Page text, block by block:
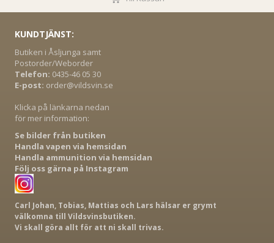
KUNDTJÄNST:
Butiken i Åsljunga samt
Postorder/Weborder
Telefon: 0435-46 05 30
E-post: order@vildsvin.se
Klicka på länkarna nedan
för mer information:
Se bilder från butiken
Handla vapen via hemsidan
Handla ammunition via hemsidan
Följ oss gärna på Instagram
Carl Johan, Tobias, Mattias och Lars hälsar er grymt
välkomna till Vildsvinsbutiken.
Vi skall göra allt för att ni skall trivas.